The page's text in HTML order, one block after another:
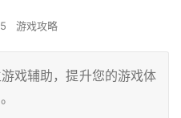
游戏攻略
戏辅助，提升您的游戏体